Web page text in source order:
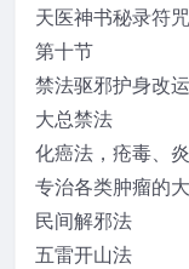
天医神书秘录符
第十节
禁法驱邪护身改
大总禁法
化癌法，疮毒、
专治各类肿瘤的
民间解邪法
五雷开山法